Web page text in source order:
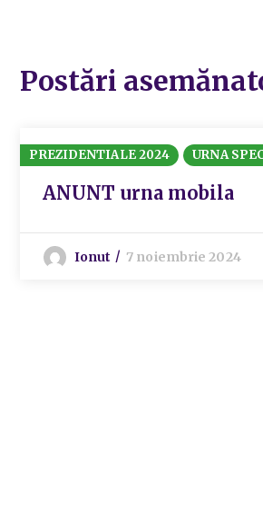
Postări
PREZIDENTIALE 2024 URNA
ANUNT urna mobila
Ionut 7 noiembrie 2024